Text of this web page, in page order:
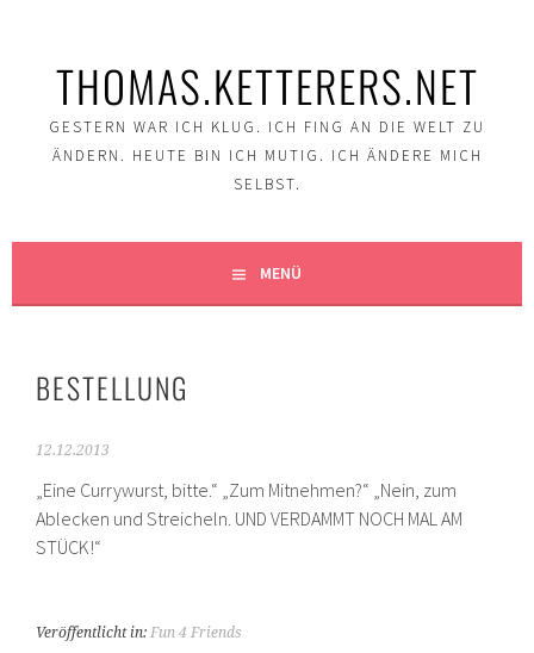
THOMAS.KETTERERS.NET
GESTERN WAR ICH KLUG. ICH FING AN DIE WELT ZU
ÄNDERN. HEUTE BIN ICH MUTIG. ICH ÄNDERE MICH
SELBST.
MENÜ
BESTELLUNG
12.12.2013
„Eine Currywurst, bitte.“ „Zum Mitnehmen?“ „Nein, zum
Ablecken und Streicheln. UND VERDAMMT NOCH MAL AM
STÜCK!“
Veröffentlicht in:Fun 4 Friends